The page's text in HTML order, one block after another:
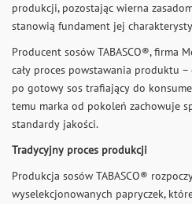
produkcji, pozostając wierna
stanowią fundament jej
Producent sosów TABASCO®, firma
cały proces powstawania produktu
po gotowy sos trafiający do
temu marka od pokoleń zachowuje
standardy jakości.
Tradycyjny proces produkcji
Produkcja sosów TABASCO®
wyselekcjonowanych papryczek,